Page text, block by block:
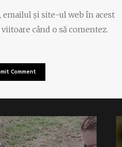
emailul și site-ul web în acest
când o să comentez.